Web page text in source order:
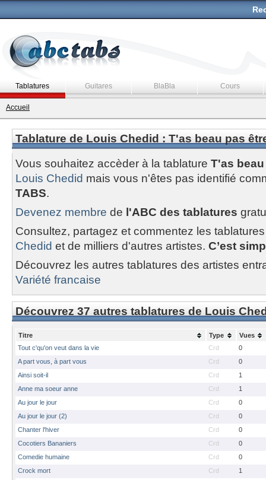
Tablatures Guitares BlaBla Cours
Accueil
Tablature de Louis Chedid : T'as beau pas
Vous souhaitez accèder à la tablature T'as
Louis Chedid mais vous n'êtes pas identifié
TABS.
Devenez membre de l'ABC des tablatures
Consultez, partagez et commentez les
Chedid et de milliers d'autres artistes. C’est
Découvrez les autres tablatures des artistes
Variété francaise
Découvrez 37 autres tablatures de Louis
Titre Type
Vues
Tout c'qu'on veut dans la vie
Crd
0
A part vous, à part vous
Crd
0
Ainsi soit-il
Crd
1
Anne ma soeur anne
Crd
1
Au jour le jour
Crd
0
Au jour le jour (2)
Crd
0
Chanter l'hiver
Crd
0
Cocotiers Bananiers
Crd
0
Comedie humaine
Crd
0
Crock mort
Crd
1